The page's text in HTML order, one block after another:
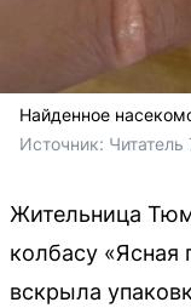
Найденное
Источник: Читатель
Жительница
колбасу «Ясная
вскрыла